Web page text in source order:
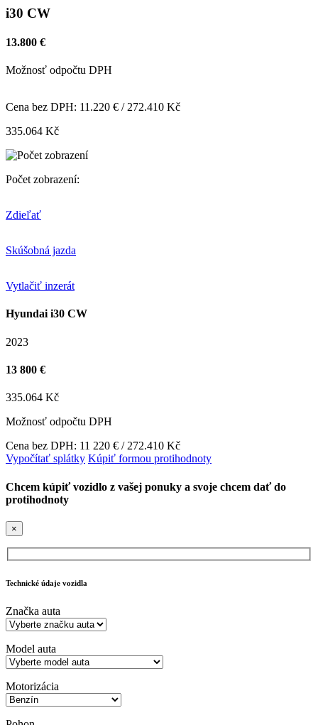
i30 CW
13.800 €
Možnosť odpočtu DPH
Cena bez DPH: 11.220 € / 272.410 Kč
335.064 Kč
Počet zobrazení:
Zdieľať
Skúšobná jazda
Vytlačiť inzerát
Hyundai i30 CW
2023
13 800 €
335.064 Kč
Možnosť odpočtu DPH
Cena bez DPH: 11 220 € / 272.410 Kč
Vypočítať splátky Kúpiť formou protihodnoty
Chcem kúpiť vozidlo z vašej ponuky a svoje chcem dať do
protihodnoty
×
Technické údaje vozidla
Značka auta
Model auta
Motorizácia